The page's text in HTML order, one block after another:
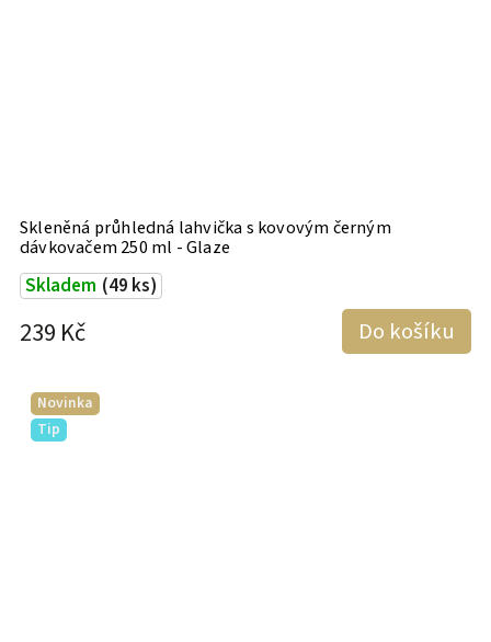
Skleněná průhledná lahvička s kovovým černým
dávkovačem 250 ml - Glaze
Skladem (49 ks)
239 Kč Do košíku
Novinka
Tip